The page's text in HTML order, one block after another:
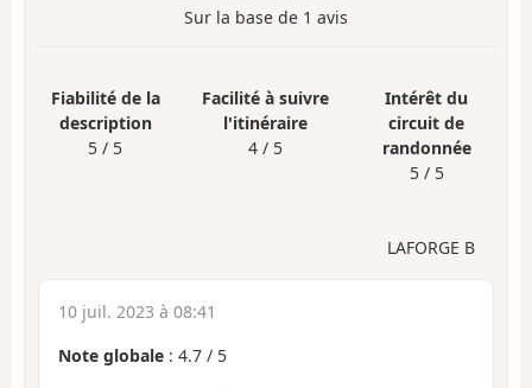
Sur la base de 1 avis
Fiabilité de la
description
5 / 5
Facilité à suivre
l'itinéraire
4 / 5
Intérêt du
circuit de
randonnée
5 / 5
LAFORGE B
10 juil. 2023 à 08:41
Note globale : 4.7 / 5